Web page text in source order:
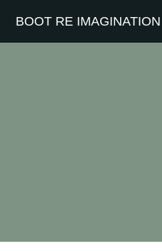
BOOT RE